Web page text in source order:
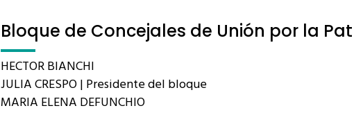
Bloque de Concejales de Unión por la
HECTOR BIANCHI
JULIA CRESPO | Presidente del bloque
MARIA ELENA DEFUNCHIO